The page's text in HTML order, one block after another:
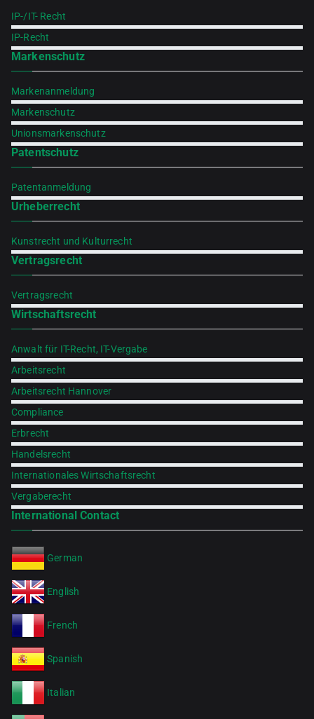
IP-/IT- Recht
IP-Recht
Markenschutz
Markenanmeldung
Markenschutz
Unionsmarkenschutz
Patentschutz
Patentanmeldung
Urheberrecht
Kunstrecht und Kulturrecht
Vertragsrecht
Vertragsrecht
Wirtschaftsrecht
Anwalt für IT-Recht, IT-Vergabe
Arbeitsrecht
Arbeitsrecht Hannover
Compliance
Erbrecht
Handelsrecht
Internationales Wirtschaftsrecht
Vergaberecht
International Contact
German
English
French
Spanish
Italian